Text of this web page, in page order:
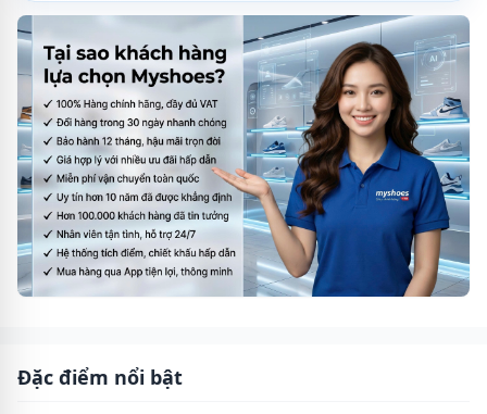
Đặc điểm nổi bật